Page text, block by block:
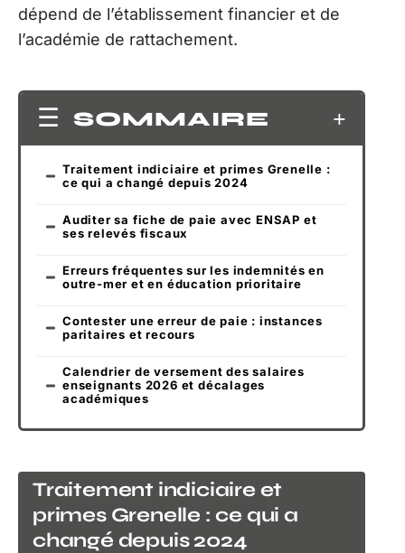
dépend de l’établissement financier et de
l’académie de rattachement.
SOMMAIRE
Traitement indiciaire et primes Grenelle :
ce qui a changé depuis 2024
Auditer sa fiche de paie avec ENSAP et
ses relevés fiscaux
Erreurs fréquentes sur les indemnités en
outre-mer et en éducation prioritaire
Contester une erreur de paie : instances
paritaires et recours
Calendrier de versement des salaires
enseignants 2026 et décalages
académiques
Traitement indiciaire et
primes Grenelle : ce qui a
changé depuis 2024